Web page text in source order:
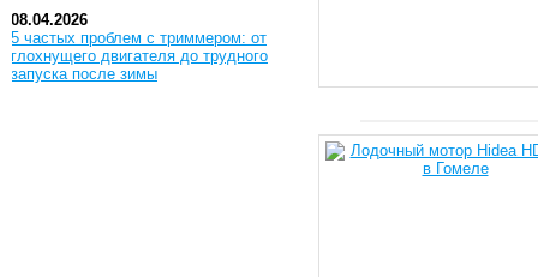
08.04.2026
5 частых проблем с триммером: от
глохнущего двигателя до трудного
запуска после зимы